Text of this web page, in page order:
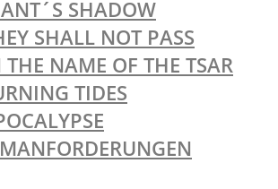
SHADOW
SHALL NOT PASS
THE NAME OF THE TSAR
TIDES